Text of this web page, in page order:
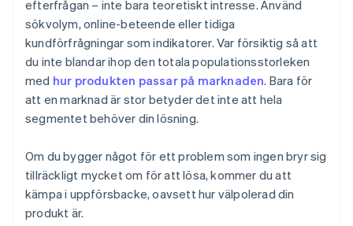
efterfrågan – inte bara teoretiskt intresse. Använd
sökvolym, online-beteende eller tidiga
kundförfrågningar som indikatorer. Var försiktig så att
du inte blandar ihop den totala populationsstorleken
med hur produkten passar på marknaden. Bara för
att en marknad är stor betyder det inte att hela
segmentet behöver din lösning.
Om du bygger något för ett problem som ingen bryr sig
tillräckligt mycket om för att lösa, kommer du att
kämpa i uppförsbacke, oavsett hur välpolerad din
produkt är.